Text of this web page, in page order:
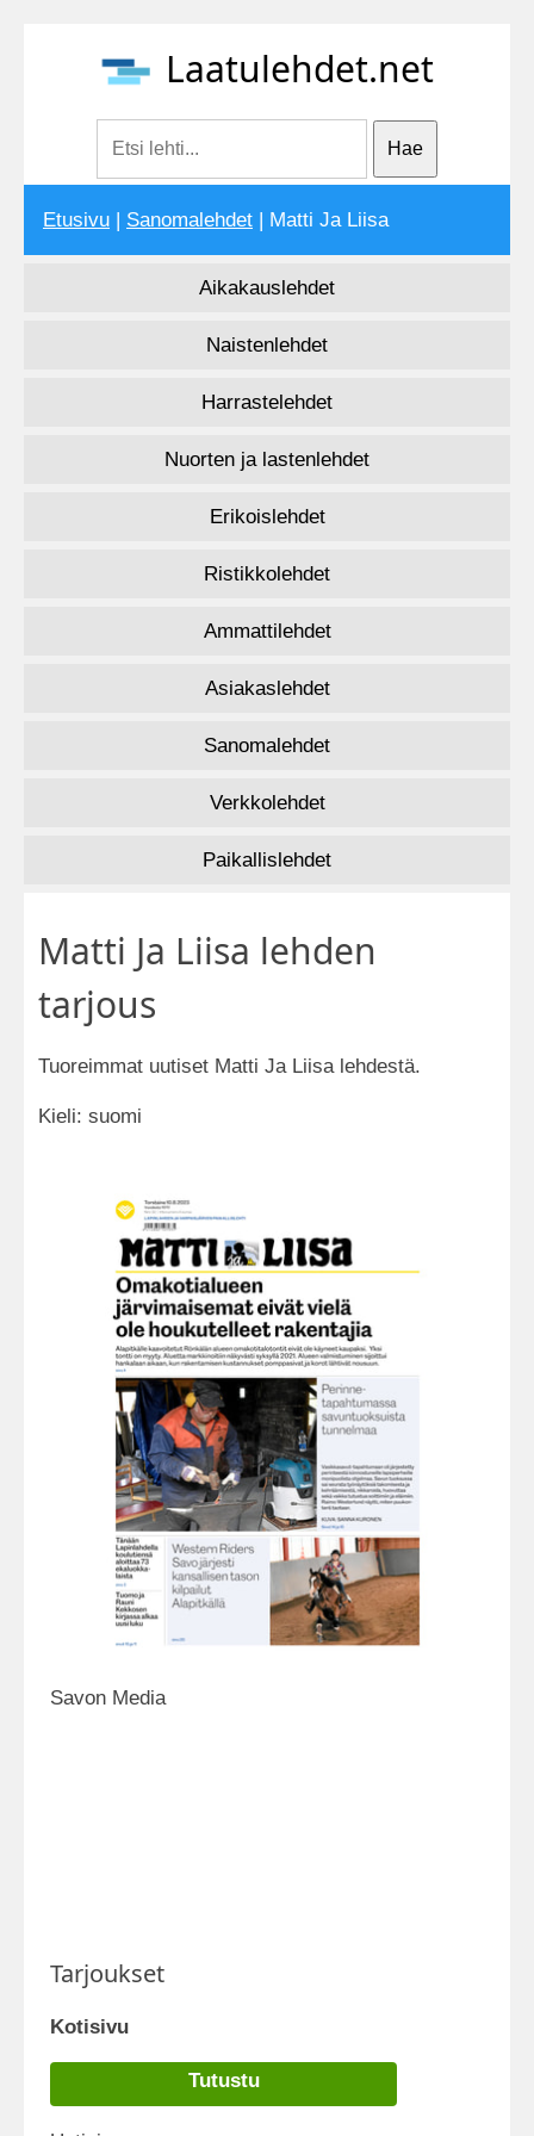
Laatulehdet.net
Etusivu Sanomalehdet | Matti Ja Liisa
Aikakauslehdet
Naistenlehdet
Harrastelehdet
Nuorten ja lastenlehdet
Erikoislehdet
Ristikkolehdet
Ammattilehdet
Asiakaslehdet
Sanomalehdet
Verkkolehdet
Paikallislehdet
Matti Ja Liisa lehden
tarjous
Tuoreimmat uutiset Matti Ja Liisa lehdestä.
Kieli: suomi
Savon Media
Tarjoukset
Kotisivu
Tutustu